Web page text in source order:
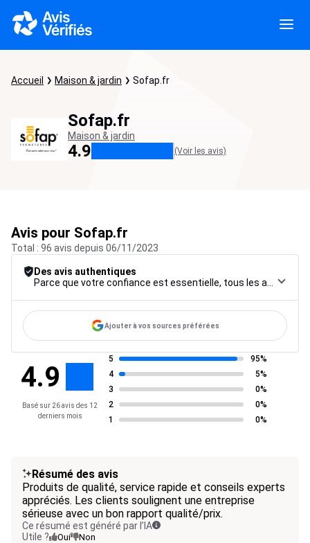
Accueil Maison & jardin Sofap.fr
Sofap.fr
Maison & jardin
4.9 (Voir les avis)
Avis pour Sofap.fr
Total : 96 avis depuis 06/11/2023
Des avis authentiques
Ajouter à vos sources préférées
4.9
Basé sur 26 avis des 12
derniers mois
5
95%
4
5%
3
0%
2
0%
1
0%
Résumé des avis
Produits de qualité, service rapide et conseils experts
appréciés. Les clients soulignent une entreprise
sérieuse avec un bon rapport qualité/prix.
Ce résumé est généré par l’IA
Utile ?
Oui Non